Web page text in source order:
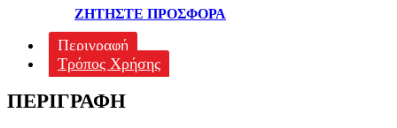
ΖΗΤΗΣΤΕ ΠΡΟΣΦΟΡΑ
Περιγραφή
Τρόπος Χρήσης
ΠΕΡΙΓΡΑΦΉ